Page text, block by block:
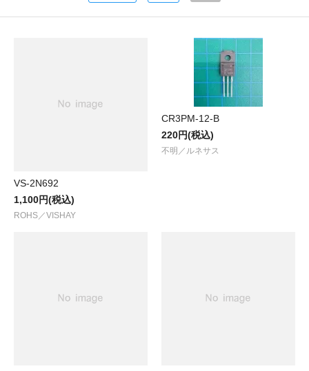
VS-2N692
1,100円(税込)
ROHS／VISHAY
CR3PM-12-B
220円(税込)
不明／ルネサス